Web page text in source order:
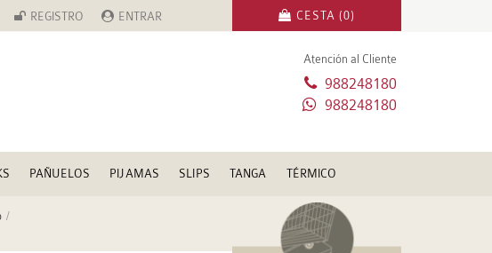
REGISTRO ENTRAR CESTA (0)
Atención al Cliente
988248180
988248180
PAÑUELOS PIJAMAS SLIPS TANGA TÉRMICO